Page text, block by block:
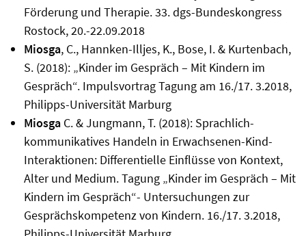
Förderung und Therapie. 33. dgs-Bundeskongress
Rostock, 20.-22.09.2018
Miosga, C., Hannken-Illjes, K., Bose, I. & Kurtenbach,
S. (2018): „Kinder im Gespräch – Mit Kindern im
Gespräch“. Impulsvortrag Tagung am 16./17. 3.2018,
Philipps-Universität Marburg
MiosgaC. & Jungmann, T. (2018): Sprachlich-
kommunikatives Handeln in Erwachsenen-Kind-
Interaktionen: Differentielle Einflüsse von Kontext,
Alter und Medium. Tagung „Kinder im Gespräch – Mit
Kindern im Gespräch“- Untersuchungen zur
Gesprächskompetenz von Kindern. 16./17. 3.2018,